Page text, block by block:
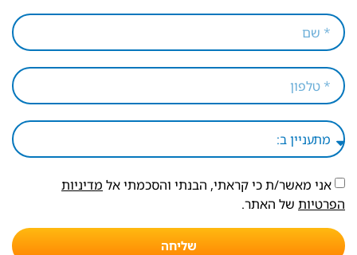
אני מאשר/ת כי קראתי, הבנתי והסכמתי אל מדיניות
הפרטיות של האתר.
שליחה